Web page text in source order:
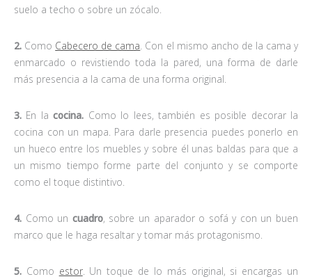
suelo a techo o sobre un zócalo.
2. Como Cabecero de cama. Con el mismo ancho de la cama y
enmarcado o revistiendo toda la pared, una forma de darle
más presencia a la cama de una forma original.
3. En lacocina. Como lo lees, también es posible decorar la
cocina con un mapa. Para darle presencia puedes ponerlo en
un hueco entre los muebles y sobre él unas baldas para que a
un mismo tiempo forme parte del conjunto y se comporte
como el toque distintivo.
4. Como un cuadro, sobre un aparador o sofá y con un buen
marco que le haga resaltar y tomar más protagonismo.
5. Como estor. Un toque de lo más original, si encargas un